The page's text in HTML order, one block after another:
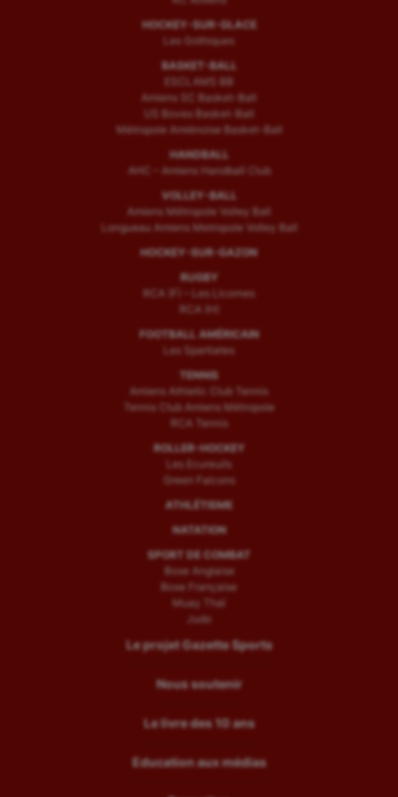
HOCKEY-SUR-GLACE
Les Gothiques
BASKET-BALL
ESCLAMS BB
Amiens SC Basket-Ball
US Boves Basket-Ball
Métropole Amiénoise Basket-Ball
HANDBALL
AHC – Amiens Handball Club
VOLLEY-BALL
Amiens Métropole Volley Ball
Longueau Amiens Metropole Volley Ball
HOCKEY-SUR-GAZON
RUGBY
RCA (F) – Les Licornes
RCA (H)
FOOTBALL AMÉRICAIN
Les Spartiates
TENNIS
Amiens Athletic Club Tennis
Tennis Club Amiens Métropole
RCA Tennis
ROLLER-HOCKEY
Les Ecureuils
Green Falcons
ATHLÉTISME
NATATION
SPORT DE COMBAT
Boxe Anglaise
Boxe Française
Muay Thaï
Judo
Le projet Gazette Sports
Nous soutenir
Le livre des 10 ans
Education aux médias